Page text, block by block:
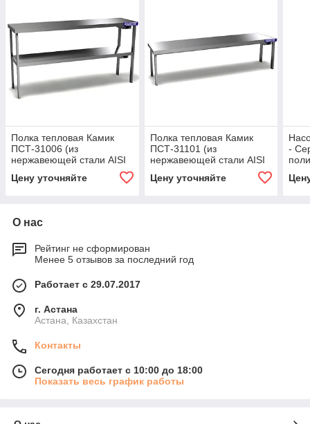
Полка тепловая Камик
ПСТ-31006 (из
нержавеющей стали AISI
Цену уточняйте
Полка тепловая Камик
ПСТ-31101 (из
нержавеющей стали AISI
Цену уточняйте
-
О нас
Рейтинг не сформирован
Менее 5 отзывов за последний год
Работает с 29.07.2017
г. Астана
Астана, Казахстан
Контакты
Сегодня работает с 10:00 до 18:00
Показать весь график работы